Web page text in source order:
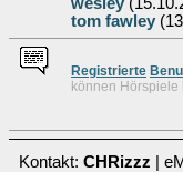
tom fawley
Registrierte
können Hörspiele
Kontakt: CHRizzz |